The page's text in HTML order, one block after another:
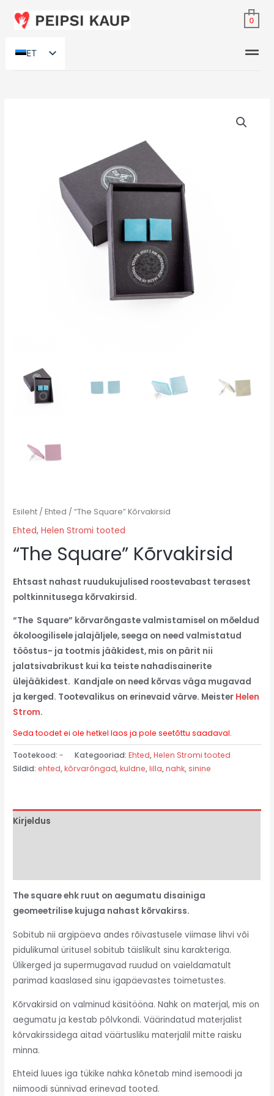
0
ET
RU
Esileht /Ehted / “The Square” Kõrvakirsid
Ehted,Helen Stromi tooted
“The Square” Kõrvakirsid
Ehtsast nahast ruudukujulised roostevabast terasest
poltkinnitusega kõrvakirsid.
“The Square” kõrvarõngaste valmistamisel on mõeldud
ökoloogilisele jalajäljele, seega on need valmistatud
tööstus- ja tootmis jääkidest, mis on pärit nii
jalatsivabrikust kui ka teiste nahadisainerite
ülejääkidest. Kandjale on need kõrvas väga mugavad
ja kerged. Tootevalikus on erinevaid värve. Meister Helen
Strom.
Seda toodet ei ole hetkel laos ja pole seetõttu saadaval.
Tootekood:- Kategooriad:Ehted,Helen Stromi tooted
Sildid:ehted,kõrvarõngad,kuldne,lilla,nahk,sinine
Kirjeldus
The square ehk ruut on aegumatu disainiga
geomeetrilise kujuga nahast kõrvakirss.
Sobitub nii argipäeva andes rõivastusele viimase lihvi või
pidulikumal üritusel sobitub täislikult sinu karakteriga.
Ülikerged ja supermugavad ruudud on vaieldamatult
parimad kaaslased sinu igapäevastes toimetustes.
Kõrvakirsid on valminud käsitööna. Nahk on materjal, mis on
aegumatu ja kestab põlvkondi. Väärindatud materjalist
kõrvakirssidega aitad väärtusliku materjalil mitte raisku
minna.
Ehteid luues iga tükike nahka kõnetab mind isemoodi ja
niimoodi sünnivad erinevad tooted.